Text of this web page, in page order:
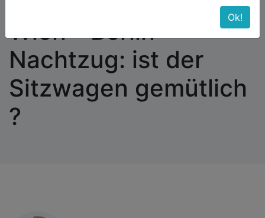
Wien - Berlin
Nachtzug: ist der
Sitzwagen gemütlich
?
Ok!